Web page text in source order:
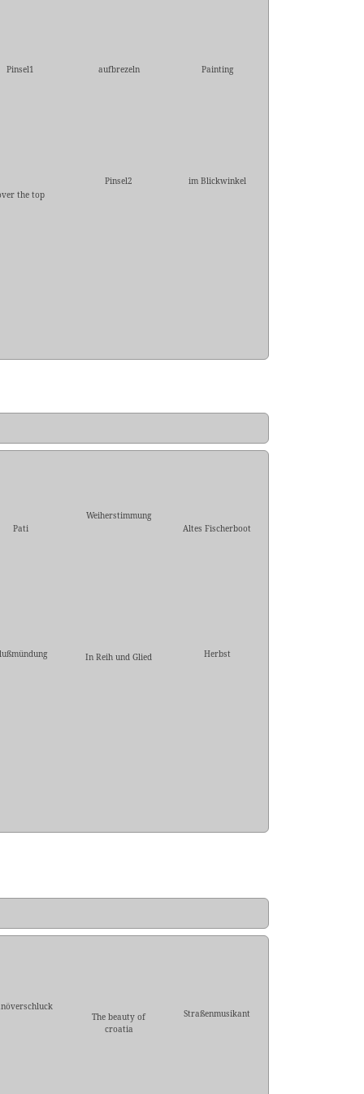
Pinsel1
aufbrezeln Painting
the top
Pinsel2 im Blickwinkel
Pati
Weiherstimmung
Altes Fischerboot
In Reih und Glied Herbst
The beauty of
croatia
Straßenmusikant